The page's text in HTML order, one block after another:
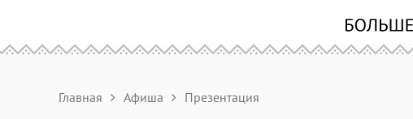
Главная Афиша Презентация